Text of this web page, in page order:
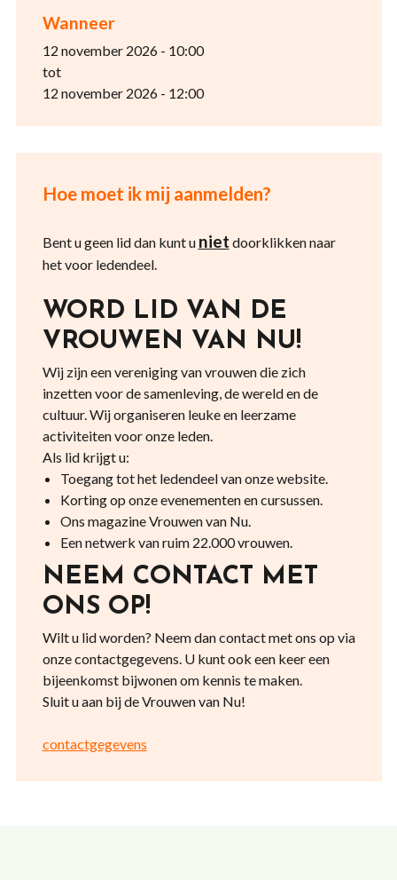
Wanneer
12 november 2026 - 10:00
tot
12 november 2026 - 12:00
Hoe moet ik mij aanmelden?
Bent u geen lid dan kunt u niet doorklikken naar
het voor ledendeel.
WORD LID VAN DE
VROUWEN VAN NU!
Wij zijn een vereniging van vrouwen die zich
inzetten voor de samenleving, de wereld en de
cultuur. Wij organiseren leuke en leerzame
activiteiten voor onze leden.
Als lid krijgt u:
Toegang tot het ledendeel van onze website.
Korting op onze evenementen en cursussen.
Ons magazine Vrouwen van Nu.
Een netwerk van ruim 22.000 vrouwen.
NEEM CONTACT MET
ONS OP!
Wilt u lid worden? Neem dan contact met ons op via
onze contactgegevens. U kunt ook een keer een
bijeenkomst bijwonen om kennis te maken.
Sluit u aan bij de Vrouwen van Nu!
contactgegevens